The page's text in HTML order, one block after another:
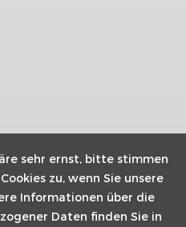
sehr ernst, bitte stimmen
zu, wenn Sie unsere
Informationen über die
Daten finden Sie in